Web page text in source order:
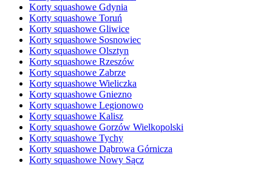
Korty squashowe Gdynia
Korty squashowe Toruń
Korty squashowe Gliwice
Korty squashowe Sosnowiec
Korty squashowe Olsztyn
Korty squashowe Rzeszów
Korty squashowe Zabrze
Korty squashowe Wieliczka
Korty squashowe Gniezno
Korty squashowe Legionowo
Korty squashowe Kalisz
Korty squashowe Gorzów Wielkopolski
Korty squashowe Tychy
Korty squashowe Dąbrowa Górnicza
Korty squashowe Nowy Sącz